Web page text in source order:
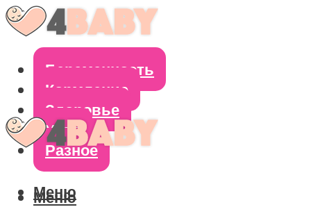
Беременность
Кормление
Здоровье
Уход
Разное
Меню
Меню